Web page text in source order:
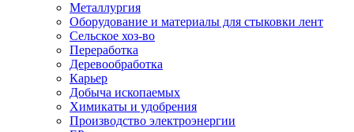
Металлургия
Оборудование и материалы для стыковки лент
Сельское хоз-во
Переработка
Деревообработка
Карьер
Добыча ископаемых
Химикаты и удобрения
Производство электроэнергии